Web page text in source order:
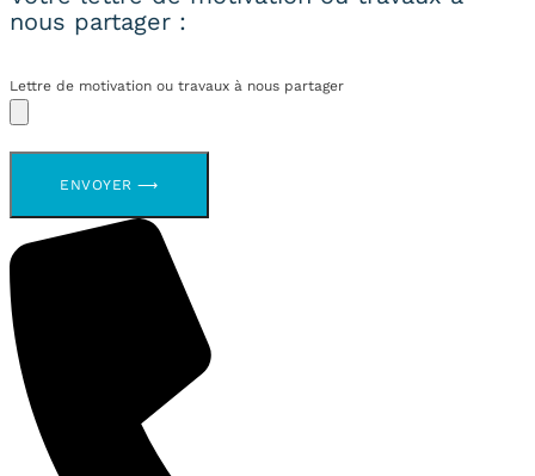
nous partager :
Lettre de motivation ou travaux à nous partager
ENVOYER ⟶